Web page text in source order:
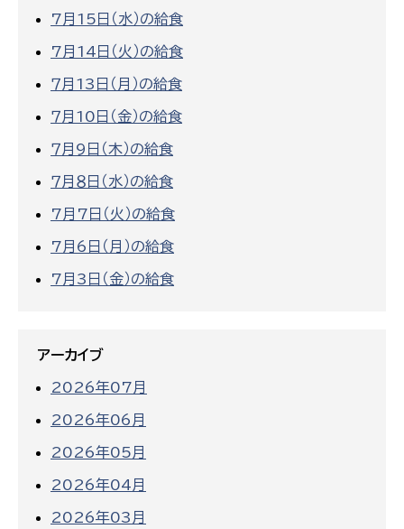
7月15日（水）の給食
7月14日（火）の給食
７月13日（月）の給食
７月10日（金）の給食
７月9日（木）の給食
７月８日（水）の給食
7月7日（火）の給食
7月6日（月）の給食
7月3日（金）の給食
アーカイブ
2026年07月
2026年06月
2026年05月
2026年04月
2026年03月